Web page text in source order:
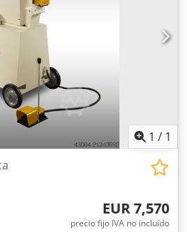
1 / 1
EUR 7,570
precio fijo IVA no incluído